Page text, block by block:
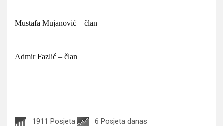
Mustafa Mujanović – član
Admir Fazlić – član
1911 Posjeta 6 Posjeta danas